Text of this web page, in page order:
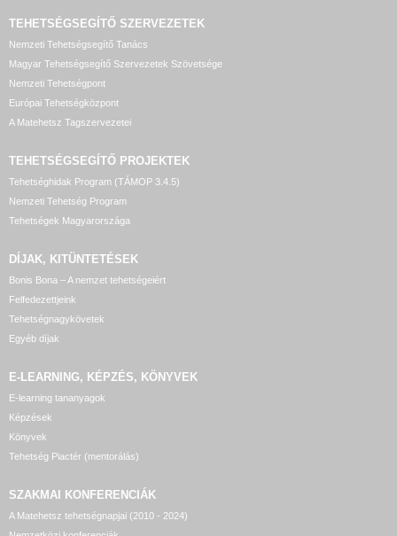
TEHETSÉGSEGÍTŐ SZERVEZETEK
Nemzeti Tehetségsegítő Tanács
Magyar Tehetségsegítő Szervezetek Szövetsége
Nemzeti Tehetségpont
Európai Tehetségközpont
A Matehetsz Tagszervezetei
TEHETSÉGSEGÍTŐ PROJEKTEK
Tehetséghidak Program (TÁMOP 3.4.5)
Nemzeti Tehetség Program
Tehetségek Magyarországa
DÍJAK, KITÜNTETÉSEK
Bonis Bona – A nemzet tehetségeiért
Felfedezettjeink
Tehetségnagykövetek
Egyéb díjak
E-LEARNING, KÉPZÉS, KÖNYVEK
E-learning tananyagok
Képzések
Könyvek
Tehetség Piactér (mentorálás)
SZAKMAI KONFERENCIÁK
A Matehetsz tehetségnapjai (2010 - 2024)